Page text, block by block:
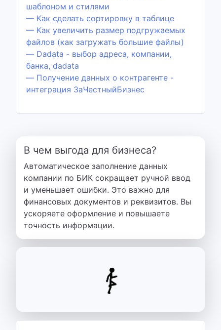
шаблоном и стилями
— Как сделать сортировку в таблице
— Как увеличить размер подгружаемых
файлов (как загружать большие файлы)
— Dadata - выбор адреса, компании,
банка, dadata
— Получение данных о контрагенте -
интеграция ЗаЧестныйБизнес
В чем выгода для бизнеса?
Автоматическое заполнение данных
компании по БИК сокращает ручной ввод
и уменьшает ошибки. Это важно для
финансовых документов и реквизитов. Вы
ускоряете оформление и повышаете
точность информации.